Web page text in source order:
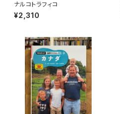
ナルコトラフィコ
¥2,310